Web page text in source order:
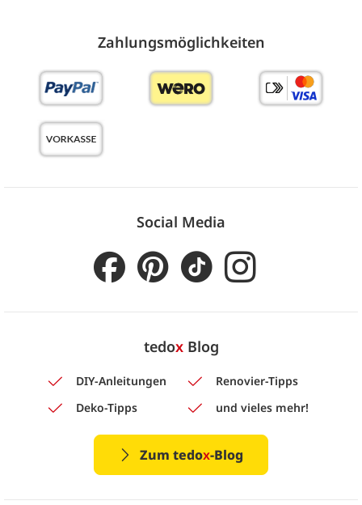
Zahlungs­möglich­keiten
Social Media
tedoxBlog
DIY-Anleitungen
Renovier-Tipps
Deko-Tipps
und vieles mehr!
Zum tedox-Blog